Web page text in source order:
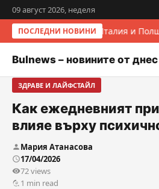
09 август 2026, неделя
ПОСЛЕДНИ НОВИНИ Италия и
Bulnews – новините от днес
ЗДРАВЕ И ЛАЙФСТАЙЛ
Как ежедневният
влияе върху
Мария Атанасова
17/04/2026
72 views
1 min read